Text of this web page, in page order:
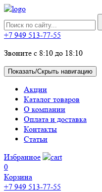
+7 949 513-77-55
Звоните с 8:10 до 18:10
Показать/Скрыть навигацию
Акции
Каталог товаров
О компании
Оплата и доставка
Контакты
Статьи
Избранное
0
Корзина
+7 949 513-77-55